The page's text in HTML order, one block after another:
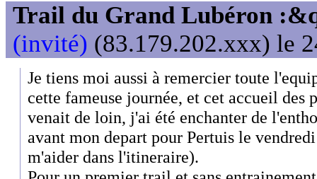
Trail du Grand Lubéron
(invité) (83.179.202.xxx) le
Je tiens moi aussi à remercier toute
cette fameuse journée, et cet accueil des
venait de loin, j'ai été enchanter de
avant mon depart pour Pertuis le
m'aider dans l'itineraire).